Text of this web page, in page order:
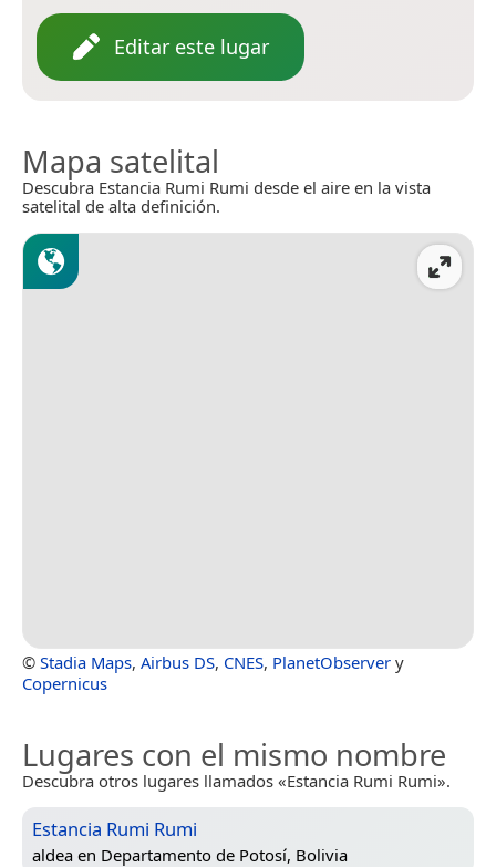
Editar este lugar
Mapa satelital
Descubra Estancia Rumi Rumi desde el aire en la vista
satelital de alta definición.
© Stadia Maps, Airbus DS, CNES, PlanetObserver y
Copernicus
Lugares con el mismo nombre
Descubra otros lugares llamados «Estancia Rumi Rumi».
Estancia Rumi Rumi
aldea en Departamento de Potosí, Bolivia